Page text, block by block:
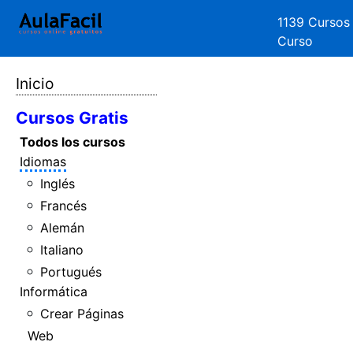
1139
Curso
Inicio
Cursos Gratis
Todos los cursos
Idiomas
Inglés
Francés
Alemán
Italiano
Portugués
Informática
Crear Páginas
Web